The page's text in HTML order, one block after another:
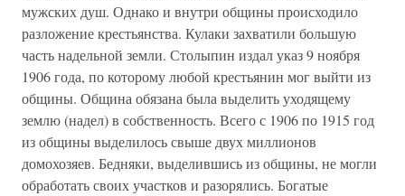
мужских душ. Однако и внутри общины происходило
разложение крестьянства. Кулаки захватили большую
часть надельной земли. Столыпин издал указ 9 ноября
1906 года, по которому любой крестьянин мог выйти из
общины. Община обязана была выделить уходящему
землю (надел) в собственность. Всего с 1906 по 1915 год
из общины выделилось свыше двух миллионов
домохозяев. Бедняки, выделившись из общины, не могли
обработать своих участков и разорялись. Богатые